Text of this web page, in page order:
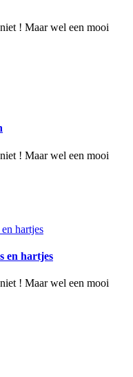
! Maar wel een mooi
! Maar wel een mooi
en hartjes
! Maar wel een mooi